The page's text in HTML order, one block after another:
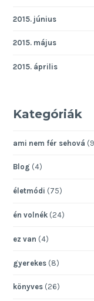
2015. június
2015. május
2015. április
Kategóriák
ami nem fér sehová
Blog (4)
életmódi (75)
én volnék (24)
ez van (4)
gyerekes (8)
könyves (26)